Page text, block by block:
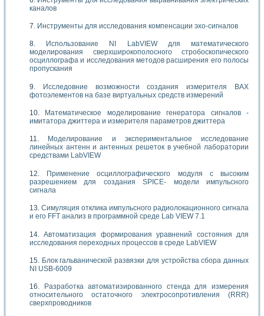
каналов
Инструменты для исследования компенсации эхо-сигналов
Использование NI LabVIEW для математического
моделирования сверхширокополосного стробоскопического
осциллографа и исследования методов расширения его полосы
пропускания
Исследовние возможности создания измерителя ВАХ
фотоэлементов на базе виртуальных средств измерений
Математическое моделирование генератора сигналов -
имитатора джиттера и измерителя параметров джиттера
Моделирование и экспериментальное исследование
линейных антенн и антенных решеток в учебной лаборатории
средствами LabVIEW
Применение осциллографического модуля с высоким
разрешением для создания SPICE- модели импульсного
сигнала
Симуляция отклика импульсного радиолокационного сигнала
и его FFT анализ в программной среде Lab VIEW 7.1
Автоматизация формирования уравнений состояния для
исследования переходных процессов в среде LabVIEW
Блок гальванической развязки для устройства сбора данных
NI USB-6009
Разработка автоматизированного стенда для измерения
относительного остаточного электросопротивления (RRR)
сверхпроводников